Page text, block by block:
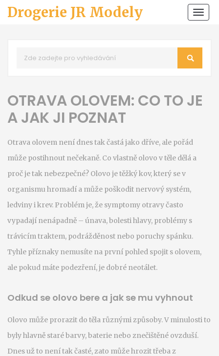
Drogerie JR Modely
OTRAVA OLOVEM: CO TO JE
A JAK JI POZNAT
Otrava olovem není dnes tak častá jako dříve, ale pořád
může postihnout nečekaně. Co vlastně olovo v těle dělá a
proč je tak nebezpečné? Olovo je těžký kov, který se v
organismu hromadí a může poškodit nervový systém,
ledviny i krev. Problém je, že symptomy otravy často
vypadají nenápadně – únava, bolesti hlavy, problémy s
trávicím traktem, podrážděnost nebo poruchy spánku.
Tyhle příznaky nemusíte na první pohled spojit s olovem,
ale pokud máte podezření, je dobré neotálet.
Odkud se olovo bere a jak se mu vyhnout
Olovo může prorazit do těla různými způsoby. V minulosti to
byly hlavně staré barvy, baterie nebo znečištěné ovzduší.
Dnes už to není tak časté, zato může hrozit třeba z